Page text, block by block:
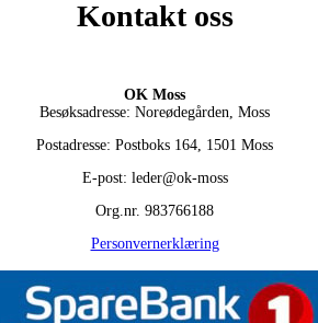
Kontakt oss
OK Moss
Besøksadresse: Noreødegården, Moss
Postadresse: Postboks 164, 1501 Moss
E-post: leder@ok-moss
Org.nr. 983766188
Personvernerklæring